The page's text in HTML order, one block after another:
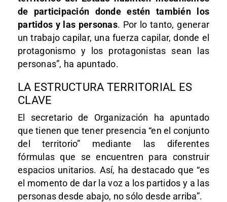
de participación donde estén también los
partidos y las personas. Por lo tanto, generar
un trabajo capilar, una fuerza capilar, donde el
protagonismo y los protagonistas sean las
personas”, ha apuntado.
LA ESTRUCTURA TERRITORIAL ES
CLAVE
El secretario de Organización ha apuntado
que tienen que tener presencia “en el conjunto
del territorio” mediante las diferentes
fórmulas que se encuentren para construir
espacios unitarios. Así, ha destacado que “es
el momento de dar la voz a los partidos y a las
personas desde abajo, no sólo desde arriba”.